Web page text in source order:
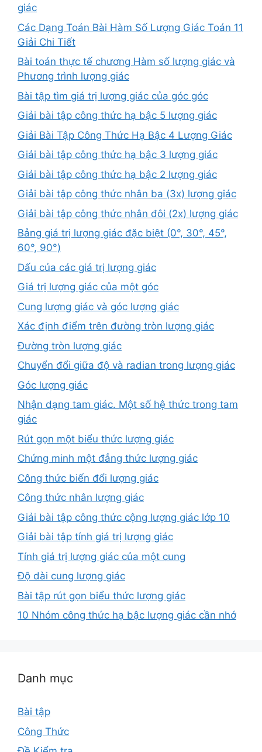
giác
Các Dạng Toán Bài Hàm Số Lượng Giác Toán 11
Giải Chi Tiết
Bài toán thực tế chương Hàm số lượng giác và
Phương trình lượng giác
Bài tập tìm giá trị lượng giác của góc góc
Giải bài tập công thức hạ bậc 5 lượng giác
Giải Bài Tập Công Thức Hạ Bậc 4 Lượng Giác
Giải bài tập công thức hạ bậc 3 lượng giác
Giải bài tập công thức hạ bậc 2 lượng giác
Giải bài tập công thức nhân ba (3x) lượng giác
Giải bài tập công thức nhân đôi (2x) lượng giác
Bảng giá trị lượng giác đặc biệt (0°, 30°, 45°,
60°, 90°)
Dấu của các giá trị lượng giác
Giá trị lượng giác của một góc
Cung lượng giác và góc lượng giác
Xác định điểm trên đường tròn lượng giác
Đường tròn lượng giác
Chuyển đổi giữa độ và radian trong lượng giác
Góc lượng giác
Nhận dạng tam giác. Một số hệ thức trong tam
giác
Rút gọn một biểu thức lượng giác
Chứng minh một đẳng thức lượng giác
Công thức biến đổi lượng giác
Công thức nhân lượng giác
Giải bài tập công thức cộng lượng giác lớp 10
Giải bài tập tính giá trị lượng giác
Tính giá trị lượng giác của một cung
Độ dài cung lượng giác
Bài tập rút gọn biểu thức lượng giác
10 Nhóm công thức hạ bậc lượng giác cần nhớ
Danh mục
Bài tập
Công Thức